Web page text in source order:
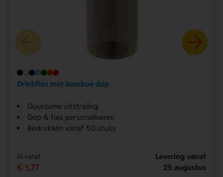
Drinkfles met bamboe dop
Duurzame uitstraling
Dop & fles personaliseren
Bedrukken vanaf 50 stuks
Al vanaf
€ 1,77
Levering vanaf
25 augustus